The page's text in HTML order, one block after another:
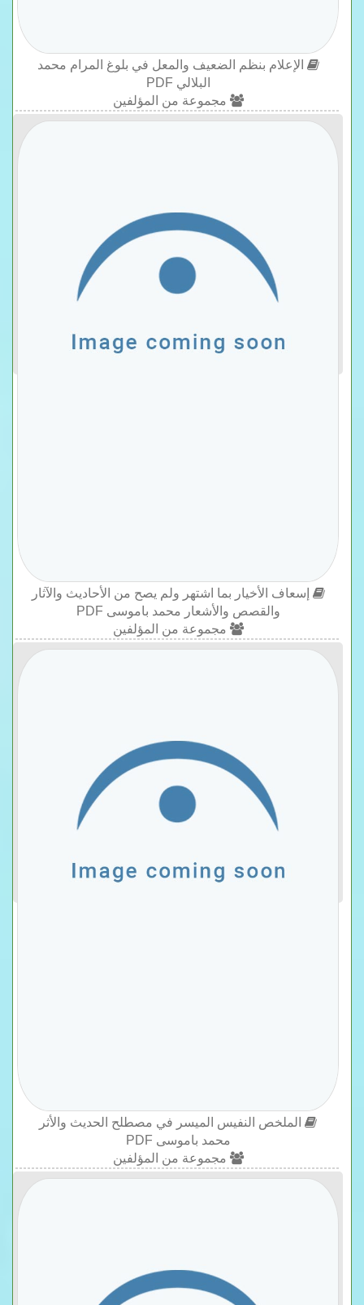
الإعلام بنظم الضعيف والمعل في بلوغ المرام محمد
البلالي PDF
مجموعة من المؤلفين
إسعاف الأخيار بما اشتهر ولم يصح من الأحاديث والآثار
والقصص والأشعار محمد باموسى PDF
مجموعة من المؤلفين
الملخص النفيس الميسر في مصطلح الحديث والأثر
محمد باموسى PDF
مجموعة من المؤلفين